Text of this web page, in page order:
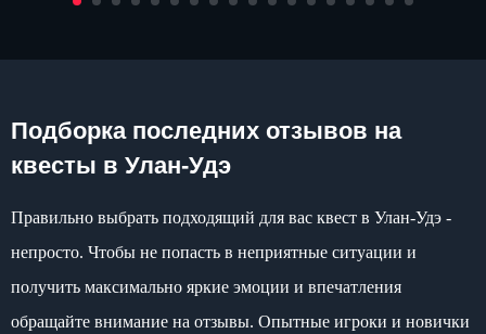
Подборка последних отзывов на
квесты в Улан-Удэ
Правильно выбрать подходящий для вас квест в Улан-Удэ -
непросто. Чтобы не попасть в неприятные ситуации и
получить максимально яркие эмоции и впечатления
обращайте внимание на отзывы. Опытные игроки и новички